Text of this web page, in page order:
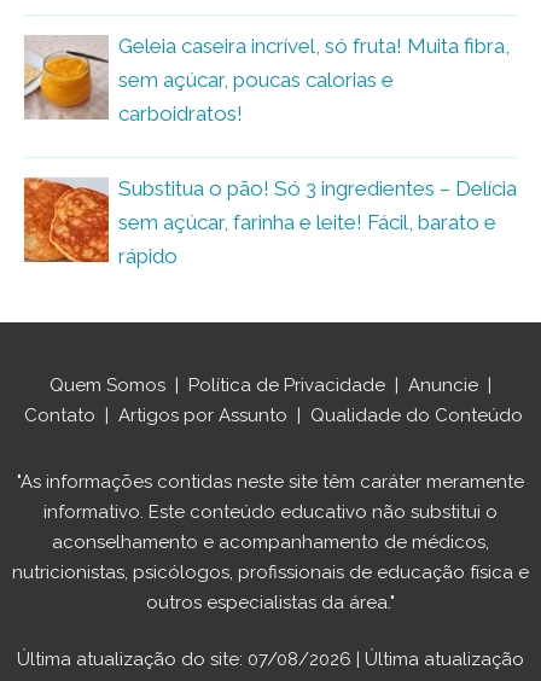
Geleia caseira incrível, só fruta! Muita fibra,
sem açúcar, poucas calorias e
carboidratos!
Substitua o pão! Só 3 ingredientes – Delícia
sem açúcar, farinha e leite! Fácil, barato e
rápido
Quem Somos | Política de Privacidade | Anuncie |
Contato | Artigos por Assunto | Qualidade do Conteúdo
"As informações contidas neste site têm caráter meramente
informativo. Este conteúdo educativo não substitui o
aconselhamento e acompanhamento de médicos,
nutricionistas, psicólogos, profissionais de educação física e
outros especialistas da área."
Última atualização do site: 07/08/2026 | Última atualização